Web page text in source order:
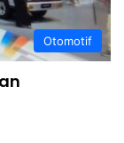
Otomotif